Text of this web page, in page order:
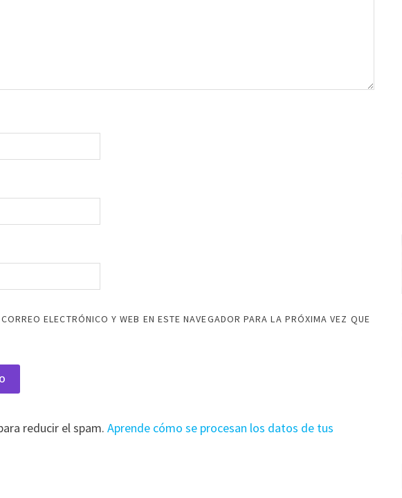
ELECTRÓNICO Y WEB EN ESTE NAVEGADOR PARA LA PRÓXIMA VEZ QUE
reducir el spam.Aprende cómo se procesan los datos de tus